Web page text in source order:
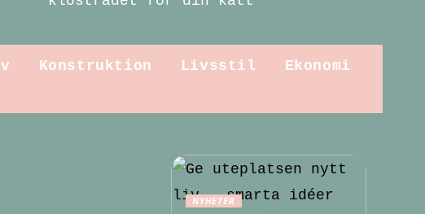
Konstruktion Livsstil
Ekonomi
NYHETER